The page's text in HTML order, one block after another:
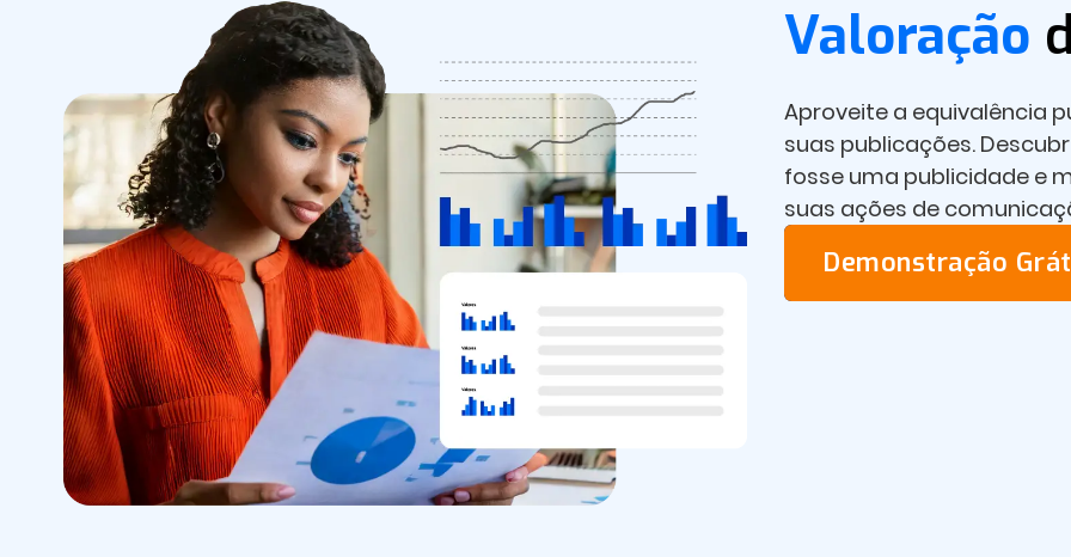
Valoração
Aproveite a equivalência
suas publicações.
fosse uma publicidade e
suas ações de
Demonstração